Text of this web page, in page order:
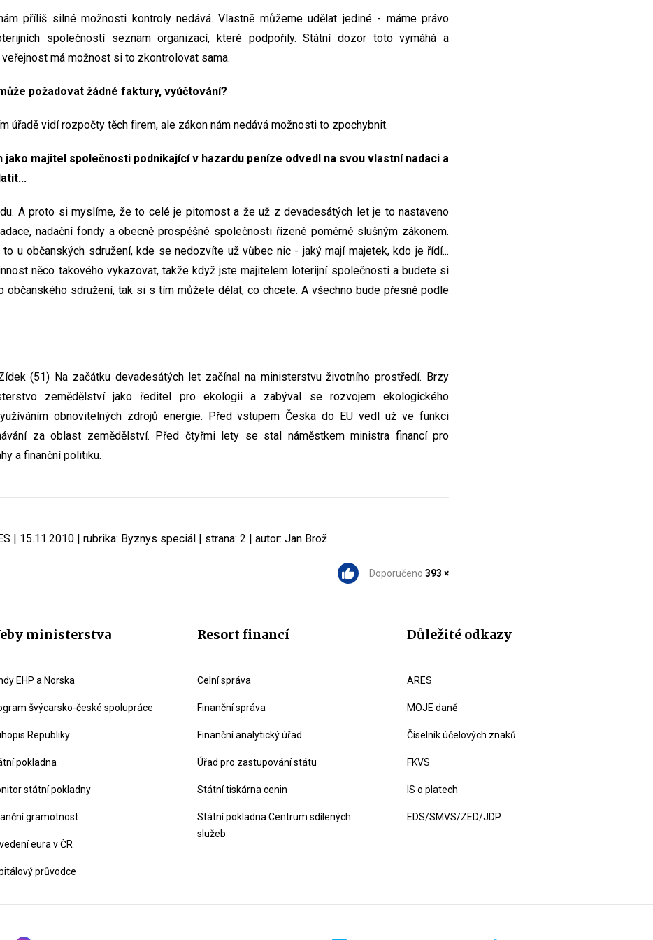
příliš silné možnosti kontroly nedává. Vlastně můžeme udělat jediné - máme právo
společností seznam organizací, které podpořily. Státní dozor toto vymáhá a
má možnost si to zkontrolovat sama.
požadovat žádné faktury, vyúčtování?
úřadě vidí rozpočty těch firem, ale zákon nám nedává možnosti to zpochybnit.
jako majitel společnosti podnikající v hazardu peníze odvedl na svou vlastní nadaci a
A proto si myslíme, že to celé je pitomost a že už z devadesátých let je to nastaveno
nadační fondy a obecně prospěšné společnosti řízené poměrně slušným zákonem.
to u občanských sdružení, kde se nedozvíte už vůbec nic - jaký mají majetek, kdo je řídí...
něco takového vykazovat, takže když jste majitelem loterijní společnosti a budete si
občanského sdružení, tak si s tím můžete dělat, co chcete. A všechno bude přesně podle
(51) Na začátku devadesátých let začínal na ministerstvu životního prostředí. Brzy
zemědělství jako ředitel pro ekologii a zabýval se rozvojem ekologického
obnovitelných zdrojů energie. Před vstupem Česka do EU vedl už ve funkci
za oblast zemědělství. Před čtyřmi lety se stal náměstkem ministra financí pro
a finanční politiku.
| 15.11.2010 | rubrika: Byznys speciál | strana: 2 | autor: Jan Brož
Doporučeno 393 ×
ministerstva
EHP a Norska
švýcarsko-české spolupráce
Republiky
pokladna
státní pokladny
gramotnost
eura v ČR
průvodce
Resort financí
Celní správa
Finanční správa
Finanční analytický úřad
Úřad pro zastupování státu
Státní tiskárna cenin
Státní pokladna Centrum sdílených
služeb
Důležité odkazy
ARES
MOJE daně
Číselník účelových znaků
FKVS
IS o platech
EDS/SMVS/ZED/JDP